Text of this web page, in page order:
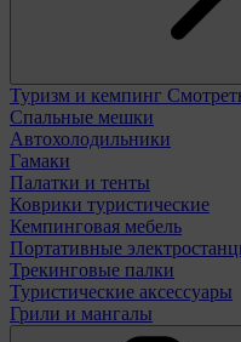
Туризм и кемпинг
Спальные мешки
Автохолодильники
Гамаки
Палатки и тенты
Коврики туристические
Кемпинговая мебель
Портативные
Трекинговые палки
Туристические аксессуары
Грили и мангалы